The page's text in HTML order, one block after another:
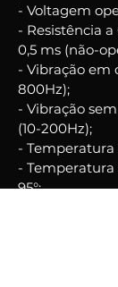
- Voltagem
- Resistência
0,5 ms (não-
- Vibração em
800Hz);
- Vibração
(10-200Hz);
- Temperatura
- Temperatura
95°;